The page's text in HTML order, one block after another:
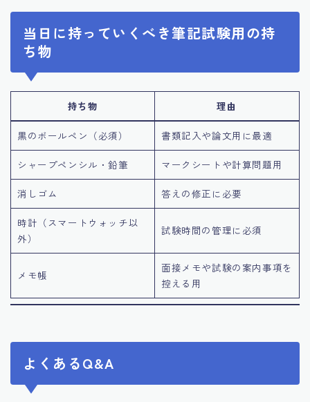
当日に持っていくべき筆記試験用の持
ち物
持ち物 理由
黒のボールペン（必須） 書類記入や論文用に最適
シャープペンシル・鉛筆 マークシートや計算問題用
消しゴム 答えの修正に必要
時計（スマートウォッチ以
外）
試験時間の管理に必須
メモ帳
面接メモや試験の案内事項を
控える用
よくあるQ&A